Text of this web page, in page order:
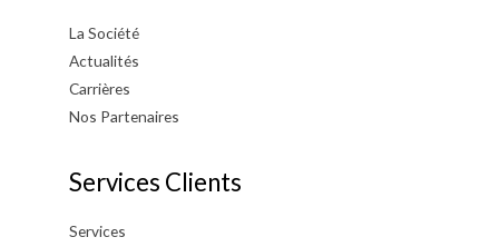
La Société
Actualités
Carrières
Nos Partenaires
Services Clients
Services